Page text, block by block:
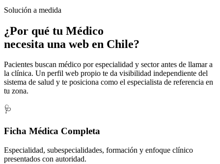
Solución a medida
¿Por qué tu Médico
necesita una web en Chile?
Pacientes buscan médico por especialidad y sector antes de llamar a
la clínica. Un perfil web propio te da visibilidad independiente del
sistema de salud y te posiciona como el especialista de referencia en
tu zona.
🩺
Ficha Médica Completa
Especialidad, subespecialidades, formación y enfoque clínico
presentados con autoridad.